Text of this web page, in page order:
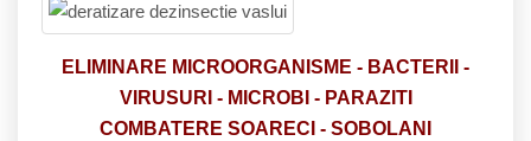
ELIMINARE MICROORGANISME - BACTERII -
VIRUSURI - MICROBI - PARAZITI
COMBATERE SOARECI - SOBOLANI